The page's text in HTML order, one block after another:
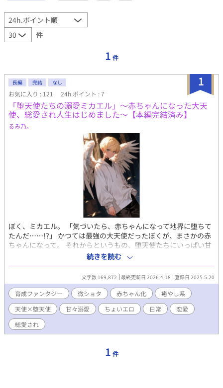
件
1 件
1
長編 完結 なし
お気に入り : 121 24h.ポイント : 7
「堕天使たちの溺愛ミカエル」～赤ちゃんになった大天
使、総愛され人生はじめました～【本編完結済み】
るみ乃。
ぼく、ミカエル。 「気づいたら、赤ちゃんになって地界に堕ちて
たんだ……!?」 かつては最強の大天使だったぼくが、まさかの赤
ちゃんになって。 それからというもの、堕天使たちにいっぱい甘
やかされて、守られて育てられているんだ。 ルシファスはぼくだ
けを見つめる独占欲たっぷりで、 ベルゼブは明るくていつも笑わ
せてくれる。 アゼルはちょっぴり厳しいけど、たまに見せる優し
い瞳に胸がきゅん。 サリエルはふんわり癒しの天使みたいで、ぼ
くをほっとさせてくれる。 みんなの深〜い愛に包まれて、ぼくは
とろけそうになることもあるよ。 赤ちゃんから少年へ、そして誰
もが見惚れる美しい青年へと育っていく。 ミカエル×堕天使たち
のドタバタ、ほわほわ溺愛BL育成ファンタジー。 ★番外編 『ど
うして君は堕ちたの？』 『堕天使たちと溺愛ミカエル ～夏限定
ち葉と甘い日々』 『堕天使たちと溺愛ミカエル～クリスマス/新
年・冬の灯』 『天界の甘い嵐』バレンタイン💝 『天界の桜祭り🌸
続きを読む
文字数 169,872 最終更新日 2026.4.18 登録日 2025.5.20
育成ファンタジー 微ショタ 赤ちゃん化
癒やし系
天使×堕天使
甘々溺愛 ちょいエロ 日常
恋愛
総愛され
1 件